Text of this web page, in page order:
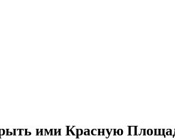
ими Красную